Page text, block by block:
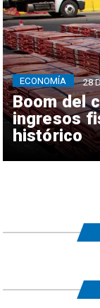
Boom del
ingresos
histórico
ECONOMÍA 28